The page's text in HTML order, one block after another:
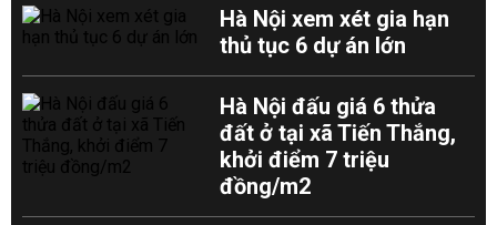
Hà Nội xem xét gia hạn
thủ tục 6 dự án lớn
Hà Nội đấu giá 6 thửa
đất ở tại xã Tiến Thắng,
khởi điểm 7 triệu
đồng/m2